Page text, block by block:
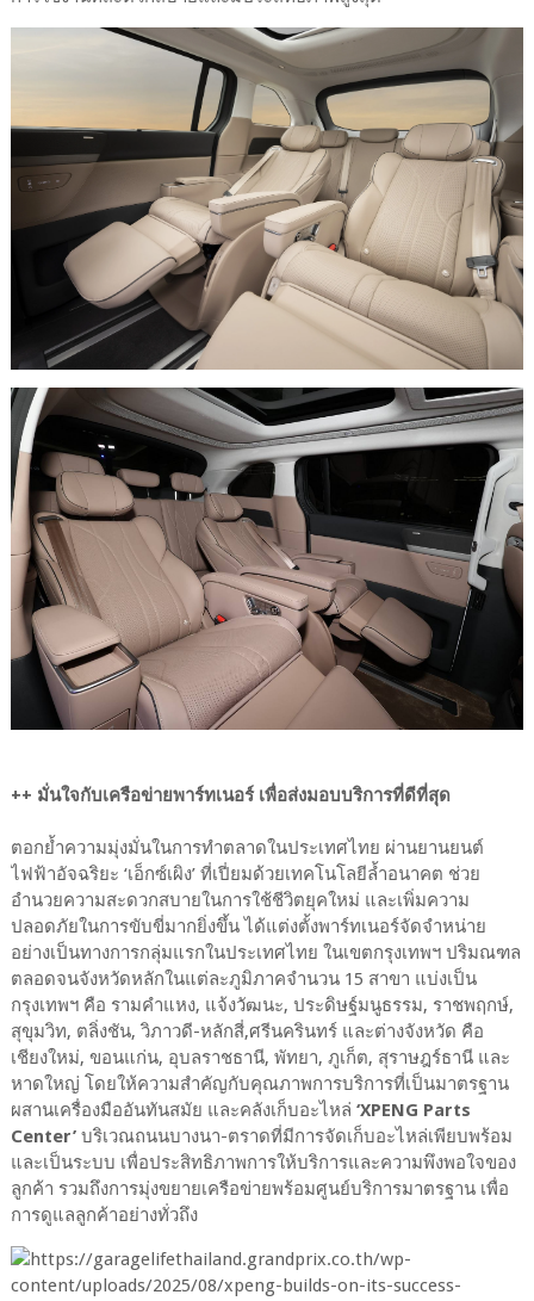
++ มั่นใจกับเครือข่ายพาร์ทเนอร์ เพื่อส่งมอบบริการที่ดีที่สุด
ตอกย้ำความมุ่งมั่นในการทำตลาดในประเทศไทย ผ่านยานยนต์
ไฟฟ้าอัจฉริยะ ‘เอ็กซ์เผิง’ ที่เปี่ยมด้วยเทคโนโลยีล้ำอนาคต ช่วย
อำนวยความสะดวกสบายในการใช้ชีวิตยุคใหม่ และเพิ่มความ
ปลอดภัยในการขับขี่มากยิ่งขึ้น ได้แต่งตั้งพาร์ทเนอร์จัดจำหน่าย
อย่างเป็นทางการกลุ่มแรกในประเทศไทย ในเขตกรุงเทพฯ ปริมณฑล
ตลอดจนจังหวัดหลักในแต่ละภูมิภาคจำนวน 15 สาขา แบ่งเป็น
กรุงเทพฯ คือ รามคำแหง, แจ้งวัฒนะ, ประดิษฐ์มนูธรรม, ราชพฤกษ์,
สุขุมวิท, ตลิ่งชัน, วิภาวดี-หลักสี่,ศรีนครินทร์ และต่างจังหวัด คือ
เชียงใหม่, ขอนแก่น, อุบลราชธานี, พัทยา, ภูเก็ต, สุราษฎร์ธานี และ
หาดใหญ่ โดยให้ความสำคัญกับคุณภาพการบริการที่เป็นมาตรฐาน
ผสานเครื่องมืออันทันสมัย และคลังเก็บอะไหล่ ‘XPENG Parts
Center’บริเวณถนนบางนา-ตราดที่มีการจัดเก็บอะไหล่เพียบพร้อม
และเป็นระบบ เพื่อประสิทธิภาพการให้บริการและความพึงพอใจของ
ลูกค้า รวมถึงการมุ่งขยายเครือข่ายพร้อมศูนย์บริการมาตรฐาน เพื่อ
การดูแลลูกค้าอย่างทั่วถึง